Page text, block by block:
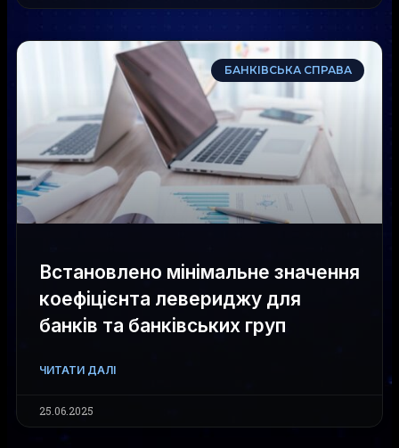
БАНКІВСЬКА СПРАВА
Встановлено мінімальне значення
коефіцієнта левериджу для
банків та банківських груп
ЧИТАТИ ДАЛІ
25.06.2025